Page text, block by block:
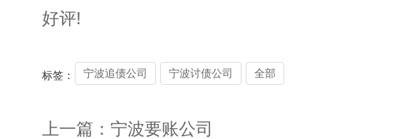
好评!
标签： 宁波追债公司 宁波讨债公司 全部
上一篇：宁波要账公司